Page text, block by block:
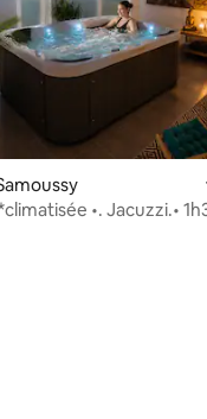
sur 5, 57
•. Jacuzzi.•